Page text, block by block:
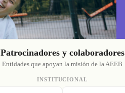
Patrocinadores y colaboradores
Entidades que apoyan la misión de la AEEB
INSTITUCIONAL